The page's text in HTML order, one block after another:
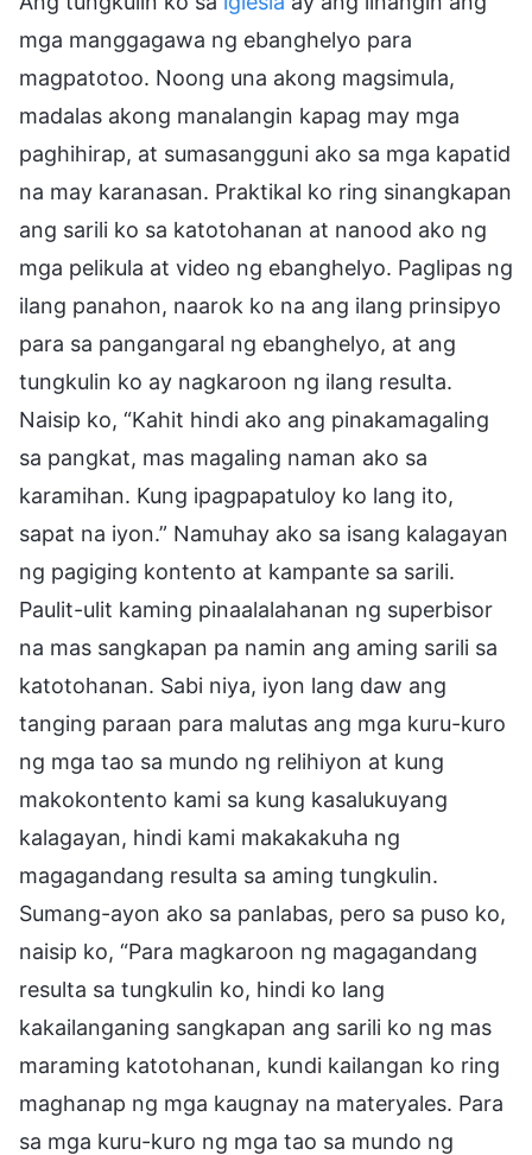
mga manggagawa ng ebanghelyo para
magpatotoo. Noong una akong magsimula,
madalas akong manalangin kapag may mga
paghihirap, at sumasangguni ako sa mga kapatid
na may karanasan. Praktikal ko ring sinangkapan
ang sarili ko sa katotohanan at nanood ako ng
mga pelikula at video ng ebanghelyo. Paglipas ng
ilang panahon, naarok ko na ang ilang prinsipyo
para sa pangangaral ng ebanghelyo, at ang
tungkulin ko ay nagkaroon ng ilang resulta.
Naisip ko, “Kahit hindi ako ang pinakamagaling
sa pangkat, mas magaling naman ako sa
karamihan. Kung ipagpapatuloy ko lang ito,
sapat na iyon.” Namuhay ako sa isang kalagayan
ng pagiging kontento at kampante sa sarili.
Paulit-ulit kaming pinaalalahanan ng superbisor
na mas sangkapan pa namin ang aming sarili sa
katotohanan. Sabi niya, iyon lang daw ang
tanging paraan para malutas ang mga kuru-kuro
ng mga tao sa mundo ng relihiyon at kung
makokontento kami sa kung kasalukuyang
kalagayan, hindi kami makakakuha ng
magagandang resulta sa aming tungkulin.
Sumang-ayon ako sa panlabas, pero sa puso ko,
naisip ko, “Para magkaroon ng magagandang
resulta sa tungkulin ko, hindi ko lang
kakailanganing sangkapan ang sarili ko ng mas
maraming katotohanan, kundi kailangan ko ring
maghanap ng mga kaugnay na materyales. Para
sa mga kuru-kuro ng mga tao sa mundo ng